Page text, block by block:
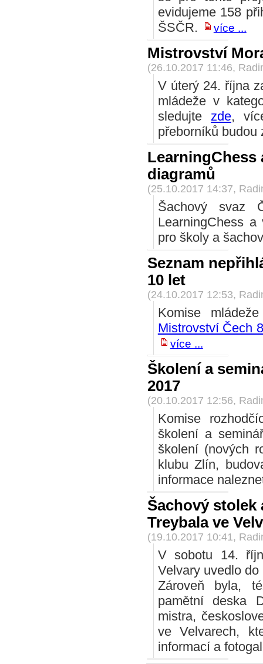
evidujeme 158
ŠSČR.
více ...
Mistrovství
(26.10.2017 11:46,
V úterý 24. října
mládeže v
sledujte zde,
přeborníků
LearningChess
diagramů
(25.10.2017 14:37,
Šachový svaz
LearningChess
pro školy a
Seznam
10 let
(24.10.2017 12:53,
Komise
Mistrovství Čech
více ...
Školení a
2017
(20.10.2017 12:56,
Komise
školení a
školení (nových
klubu Zlín,
informace
Šachový stolek
Treybala ve
(19.10.2017 10:41,
V sobotu 14.
Velvary uvedlo
Zároveň byla,
pamětní deska
mistra,
ve Velvarech,
informací a